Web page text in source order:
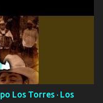
falta mucho para
Milán y también
es mi fragancia
si no se han dado
Los Torres · Los